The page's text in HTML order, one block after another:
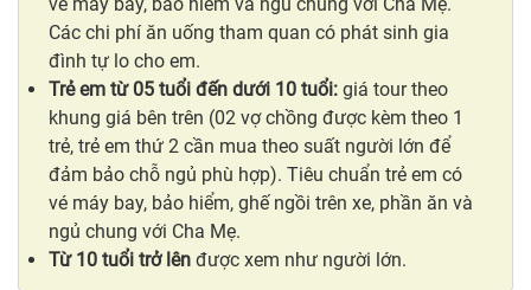
vé máy bay, bảo hiểm và ngủ chung với Cha Mẹ.
Các chi phí ăn uống tham quan có phát sinh gia
đình tự lo cho em.
Trẻ em từ 05 tuổi đến dưới 10 tuổi: giá tour theo
khung giá bên trên (02 vợ chồng được kèm theo 1
trẻ, trẻ em thứ 2 cần mua theo suất người lớn để
đảm bảo chỗ ngủ phù hợp). Tiêu chuẩn trẻ em có
vé máy bay, bảo hiểm, ghế ngồi trên xe, phần ăn và
ngủ chung với Cha Mẹ.
Từ 10 tuổi trở lên được xem như người lớn.